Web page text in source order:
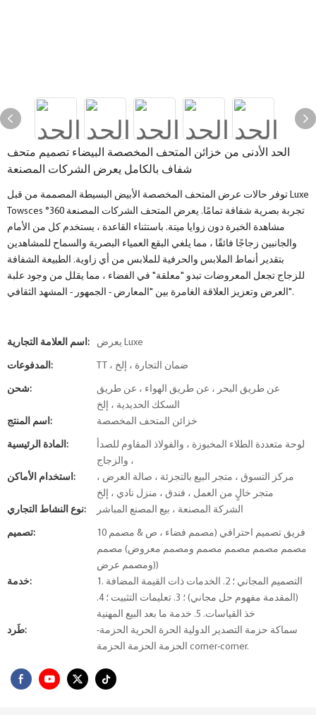
الحد الأدنى من خزائن المتحف المخصصة البيضاء تصميم متحف
شفاف بالكامل يعرض الشركات المصنعة
توفر حالات عرض المتحف المخصصة الأبيض البسيطة المصممة من قبل Luxe
Towsces تجربة بصرية شفافة تمامًا. يعرض المتحف الشركات المصنعة 360°
مشاهدة الخبرة دون زوايا ميتة. باستثناء القاعدة ، يستخدم كل من الأمام
والجانبين زجاجًا فائقًا ، مما يلغي البقع العمياء البصرية والسماح للمشاهدين
بتقدير أنماط الملابس والحرفية للملابس من أي زاوية. الطبيعة الشفافة
للزجاج تجعل المعروضات تبدو "معلقة" في الفضاء ، مما يقلل من وجود علبة
العرض وتعزيز العلاقة الغامرة بين "المعارض - الجمهور - المشهد الثقافي".
اسم العلامة التجارية: يعرض Luxe
المدفوعات: TT ، ضمان التجارة ، إلخ
شحن:
عن طريق البحر ، عن طريق الهواء ، عن طريق
السكك الحديدية ، إلخ
اسم المنتج:
خزائن المتحف المخصصة
المادة الرئيسية:
لوحة متعددة الطلاء المخبوزة ، والفولاذ المقاوم للصدأ
، والزجاج
استخدام الأماكن:
مركز التسوق ، متجر البيع بالتجزئة ، صالة العرض ،
متجر خالٍ من العمل ، فندق ، منزل نادي ، إلخ
نوع النشاط التجاري:
الشركة المصنعة ، بيع المصنع المباشر
تصميم:
10 فريق تصميم احترافي (مصمم فضاء ، ص & مصمم
مصمم مصمم مصمم مصمم ومصمم معروض) مصمم
ومصمم عرض))
خدمة:
1. التصميم المجاني ؛ 2. الخدمات ذات القيمة المضافة
(المقدمة مفهوم حل مجاني) ؛ 3. تعليمات التثبيت ؛ 4.
خذ القياسات. 5. خدمة ما بعد البيع المهنية
طَرد:
سماكة حزمة التصدير الدولية الحرة الحرية الحزمة-
الحزمة الحزمة الحزمة corner-corner.